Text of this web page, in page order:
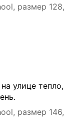
размер 128,
улице тепло,
размер 146,